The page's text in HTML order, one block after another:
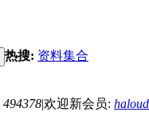
热搜: 资料集合
494378|欢迎新会员: